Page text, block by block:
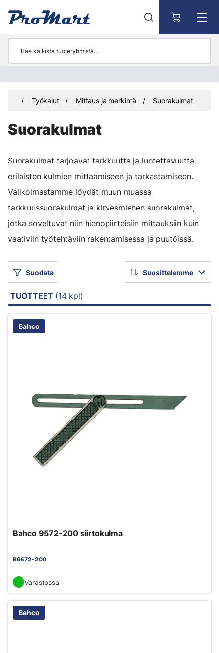
Työkalut Mittaus ja merkintä Suorakulmat
Suorakulmat
Suorakulmat tarjoavat tarkkuutta ja luotettavuutta
erilaisten kulmien mittaamiseen ja tarkastamiseen.
Valikoimastamme löydät muun muassa
tarkkuussuorakulmat ja kirvesmiehen suorakulmat,
jotka soveltuvat niin hienopiirteisiin mittauksiin kuin
vaativiin työtehtäviin rakentamisessa ja puutöissä.
Suodata Suosittelemme
TUOTTEET (14 kpl)
Bahco
Bahco 9572-200 siirtokulma
B9572-200
Varastossa
Bahco